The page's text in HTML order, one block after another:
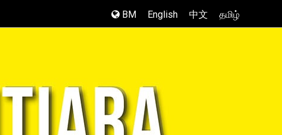
BM English 中文 தமிழ்